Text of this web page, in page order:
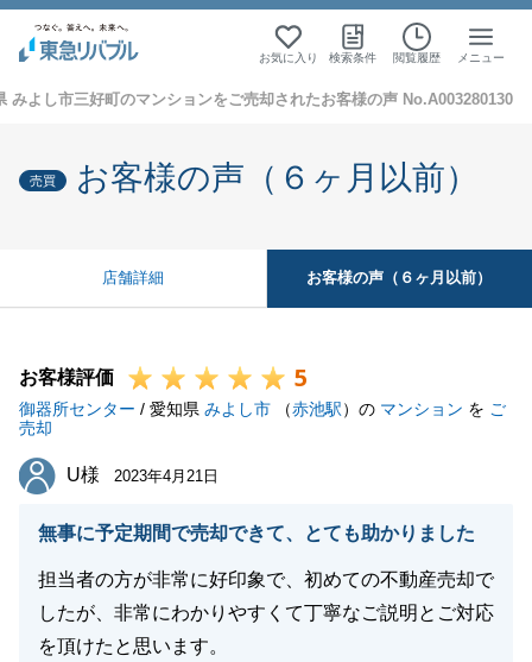
お気に入り 検索条件 閲覧履歴 メニュー
みよし市三好町のマンションをご売却されたお客様の声 No.A003280130
売買 お客様の声（６ヶ月以前）
店舗詳細 お客様の声（６ヶ月以前）
お客様評価 5
御器所センター / 愛知県 みよし市 （赤池駅）の マンション を ご
売却
U様
U様 2023年4月21日
無事に予定期間で売却できて、とても助かりました
担当者の方が非常に好印象で、初めての不動産売却で
したが、非常にわかりやすくて丁寧なご説明とご対応
を頂けたと思います。